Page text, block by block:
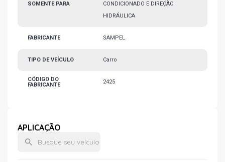
SOMENTE PARA
CONDICIONADO E DIREÇÃO
HIDRÁULICA
FABRICANTE SAMPEL
TIPO DE VEÍCULO Carro
CÓDIGO DO
FABRICANTE
2425
APLICAÇÃO